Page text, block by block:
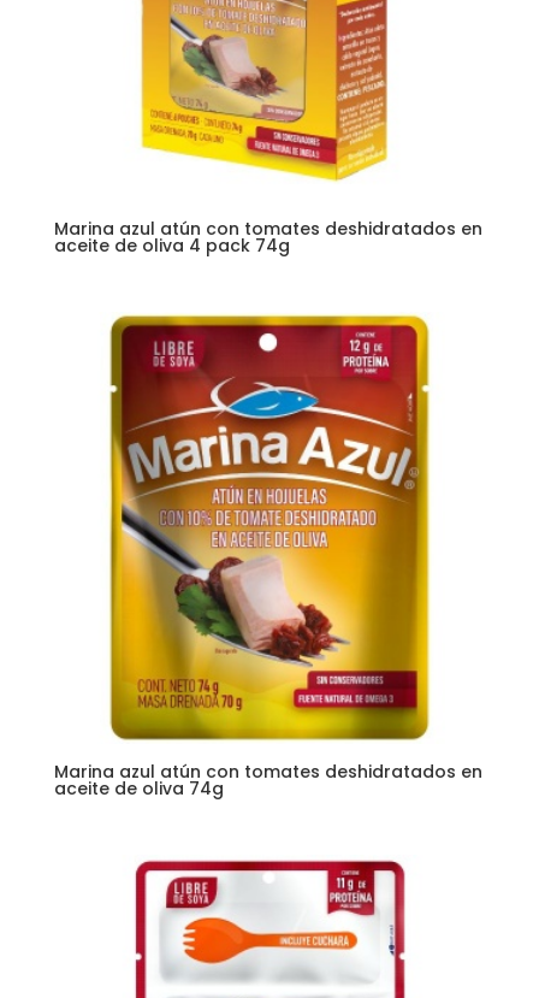
Marina azul atún con tomates deshidratados en
aceite de oliva 4 pack 74g
Marina azul atún con tomates deshidratados en
aceite de oliva 74g